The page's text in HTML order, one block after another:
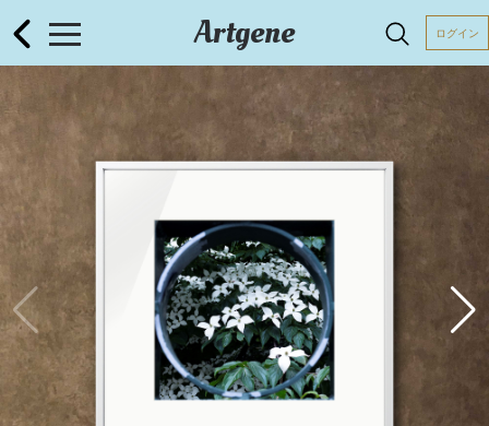
Artgene ログイン